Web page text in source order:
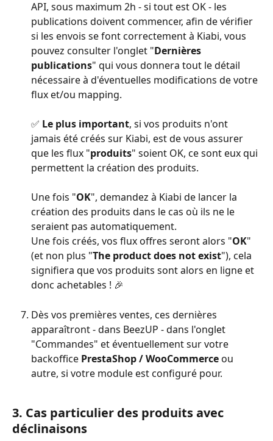
API, sous maximum 2h - si tout est OK - les
publications doivent commencer, afin de vérifier
si les envois se font correctement à Kiabi, vous
pouvez consulter l'onglet "Dernières
publications" qui vous donnera tout le détail
nécessaire à d'éventuelles modifications de votre
flux et/ou mapping.
✅ Le plus important, si vos produits n'ont
jamais été créés sur Kiabi, est de vous assurer
que les flux "produits" soient OK, ce sont eux qui
permettent la création des produits.
Une fois "OK", demandez à Kiabi de lancer la
création des produits dans le cas où ils ne le
seraient pas automatiquement.
Une fois créés, vos flux offres seront alors "OK"
(et non plus "The product does not exist"), cela
signifiera que vos produits sont alors en ligne et
donc achetables ! 🎉
Dès vos premières ventes, ces dernières
apparaîtront - dans BeezUP - dans l'onglet
"Commandes" et éventuellement sur votre
backoffice PrestaShop / WooCommerce ou
autre, si votre module est configuré pour.
3. Cas particulier des produits avec
déclinaisons